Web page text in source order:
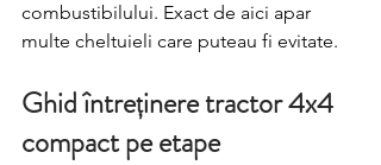
combustibilului. Exact de aici apar
multe cheltuieli care puteau fi evitate.
Ghid întreținere tractor 4x4
compact pe etape